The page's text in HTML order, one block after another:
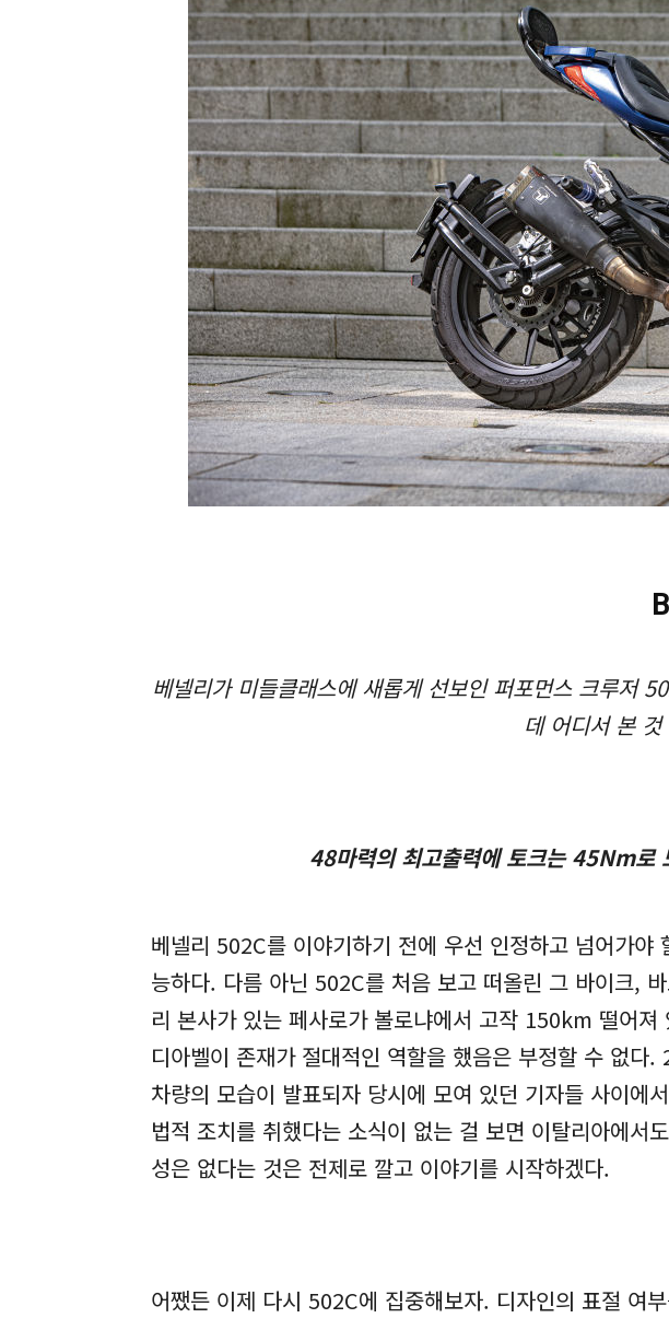
베넬리가 미들클래스에 새롭게 선보인 퍼포먼스 크루저
데 어디서 본
48마력의 최고출력에 토크는 45Nm로
베넬리 502C를 이야기하기 전에 우선 인정하고 넘어가
능하다. 다름 아닌 502C를 처음 보고 떠올린 그 바이크,
리 본사가 있는 페사로가 볼로냐에서 고작 150km 떨어
디아벨이 존재가 절대적인 역할을 했음은 부정할 수 없
차량의 모습이 발표되자 당시에 모여 있던 기자들 사이에
법적 조치를 취했다는 소식이 없는 걸 보면 이탈리아에
성은 없다는 것은 전제로 깔고 이야기를 시작하겠다.
어쨌든 이제 다시 502C에 집중해보자. 디자인의 표절 여